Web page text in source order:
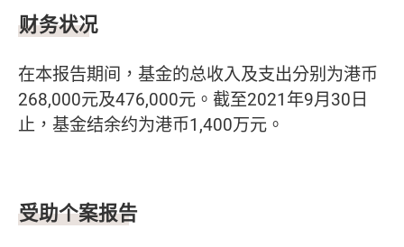
财务状况
在本报告期间，基金的总收入及支出分别为港币
268,000元及476,000元。截至2021年9月30日
止，基金结余约为港币1,400万元。
受助个案报告